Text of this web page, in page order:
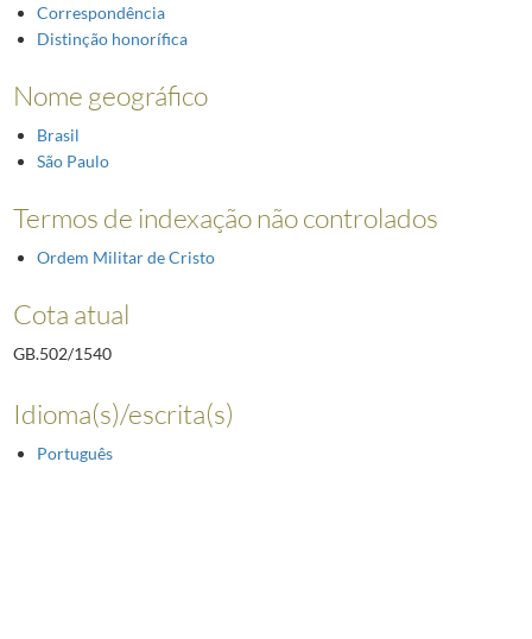
Correspondência
Distinção honorífica
Nome geográfico
Brasil
São Paulo
Termos de indexação não controlados
Ordem Militar de Cristo
Cota atual
GB.502/1540
Idioma(s)/escrita(s)
Português